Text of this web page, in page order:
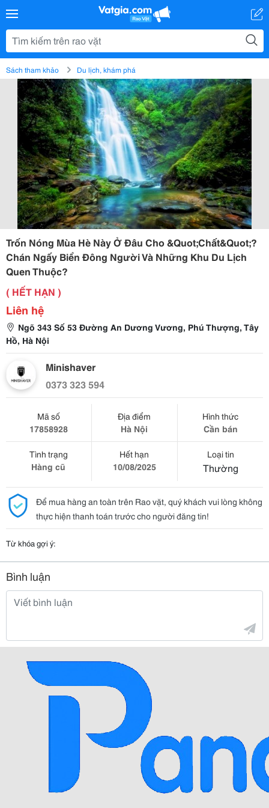
Sách tham khảo Du lịch, khám phá
Trốn Nóng Mùa Hè Này Ở Đâu Cho &Quot;Chất&Quot;?
Chán Ngấy Biển Đông Người Và Những Khu Du Lịch
Quen Thuộc?
( HẾT HẠN )
Liên hệ
Ngõ 343 Số 53 Đường An Dương Vương, Phú Thượng, Tây
Hồ, Hà Nội
Minishaver
0373 323 594
Mã số
17858928
Địa điểm
Hà Nội
Hình thức
Cần bán
Tình trạng
Hàng cũ
Hết hạn
10/08/2025
Loại tin
Thường
Để mua hàng an toàn trên Rao vặt, quý khách vui lòng không
thực hiện thanh toán trước cho người đăng tin!
Từ khóa gợi ý:
Bình luận